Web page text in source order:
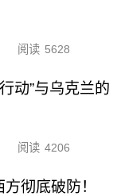
阅读 5628
动”与乌克兰的
阅读 4206
彻底破防！